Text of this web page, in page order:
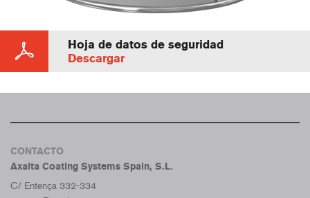
Hoja de datos de seguridad
Descargar
CONTACTO
Axalta Coating Systems Spain, S.L.
C/ Entença 332-334